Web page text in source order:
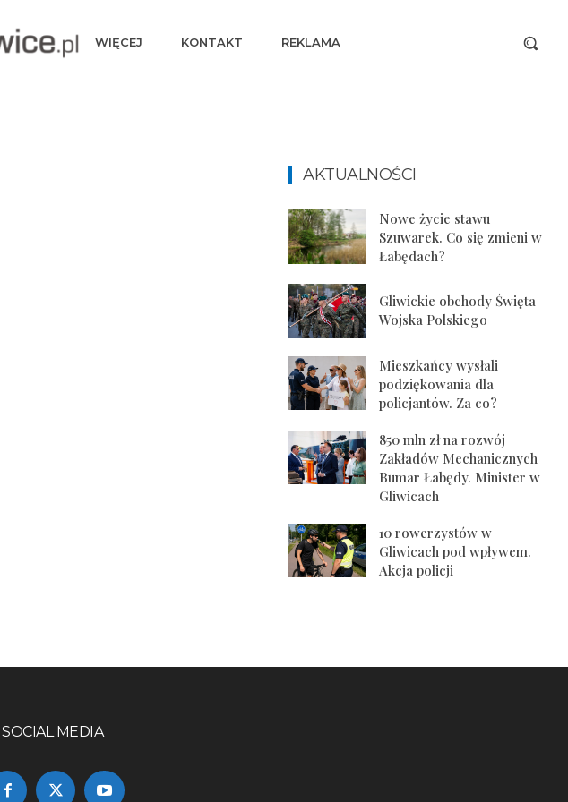
WIĘCEJ KONTAKT REKLAMA
AKTUALNOŚCI
Nowe życie stawu
Szuwarek. Co się zmieni w
Łabędach?
Gliwickie obchody Święta
Wojska Polskiego
Mieszkańcy wysłali
podziękowania dla
policjantów. Za co?
850 mln zł na rozwój
Zakładów Mechanicznych
Bumar Łabędy. Minister w
Gliwicach
10 rowerzystów w
Gliwicach pod wpływem.
Akcja policji
SOCIAL MEDIA